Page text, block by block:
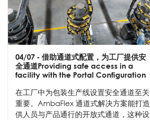
04/07 - 借助通道式配置，为工厂提供安
全通道Providing safe access in a
facility with the Portal Configuration
在工厂中为包装生产线设置安全通道至关
重要。AmbaFlex 通道式解决方案能打造
供人员与产品通行的开放式通道，这种设